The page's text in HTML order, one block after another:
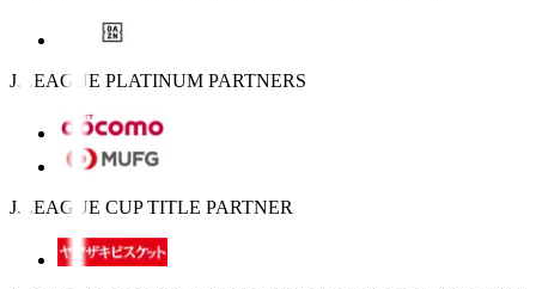
J.LEAGUE PLATINUM PARTNERS
J.LEAGUE CUP TITLE PARTNER